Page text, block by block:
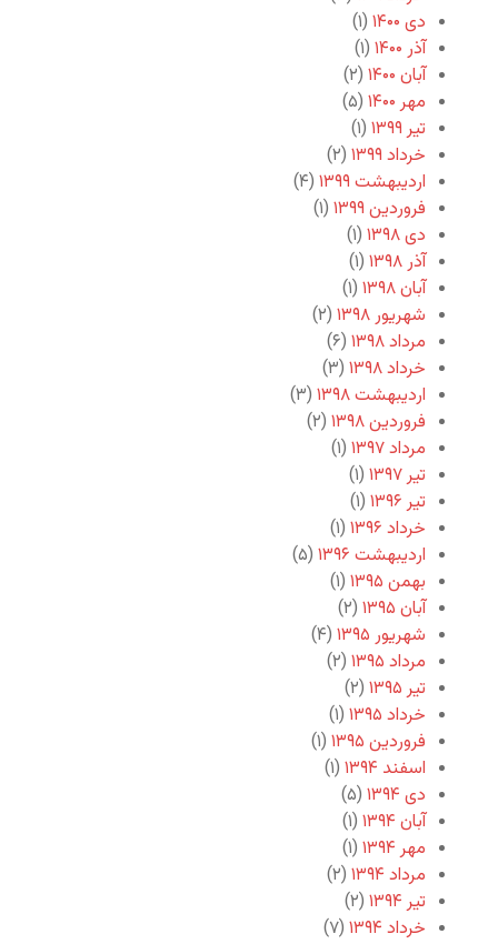
دی ۱۴۰۰
(۱)
آذر ۱۴۰۰
(۱)
آبان ۱۴۰۰
(۲)
مهر ۱۴۰۰
(۵)
تیر ۱۳۹۹
(۱)
خرداد ۱۳۹۹
(۲)
اردیبهشت ۱۳۹۹
(۴)
فروردین ۱۳۹۹
(۱)
دی ۱۳۹۸
(۱)
آذر ۱۳۹۸
(۱)
آبان ۱۳۹۸
(۱)
شهریور ۱۳۹۸
(۲)
مرداد ۱۳۹۸
(۶)
خرداد ۱۳۹۸
(۳)
اردیبهشت ۱۳۹۸
(۳)
فروردین ۱۳۹۸
(۲)
مرداد ۱۳۹۷
(۱)
تیر ۱۳۹۷
(۱)
تیر ۱۳۹۶
(۱)
خرداد ۱۳۹۶
(۱)
اردیبهشت ۱۳۹۶
(۵)
بهمن ۱۳۹۵
(۱)
آبان ۱۳۹۵
(۲)
شهریور ۱۳۹۵
(۴)
مرداد ۱۳۹۵
(۲)
تیر ۱۳۹۵
(۲)
خرداد ۱۳۹۵
(۱)
فروردین ۱۳۹۵
(۱)
اسفند ۱۳۹۴
(۱)
دی ۱۳۹۴
(۵)
آبان ۱۳۹۴
(۱)
مهر ۱۳۹۴
(۱)
مرداد ۱۳۹۴
(۲)
تیر ۱۳۹۴
(۲)
خرداد ۱۳۹۴
(۷)